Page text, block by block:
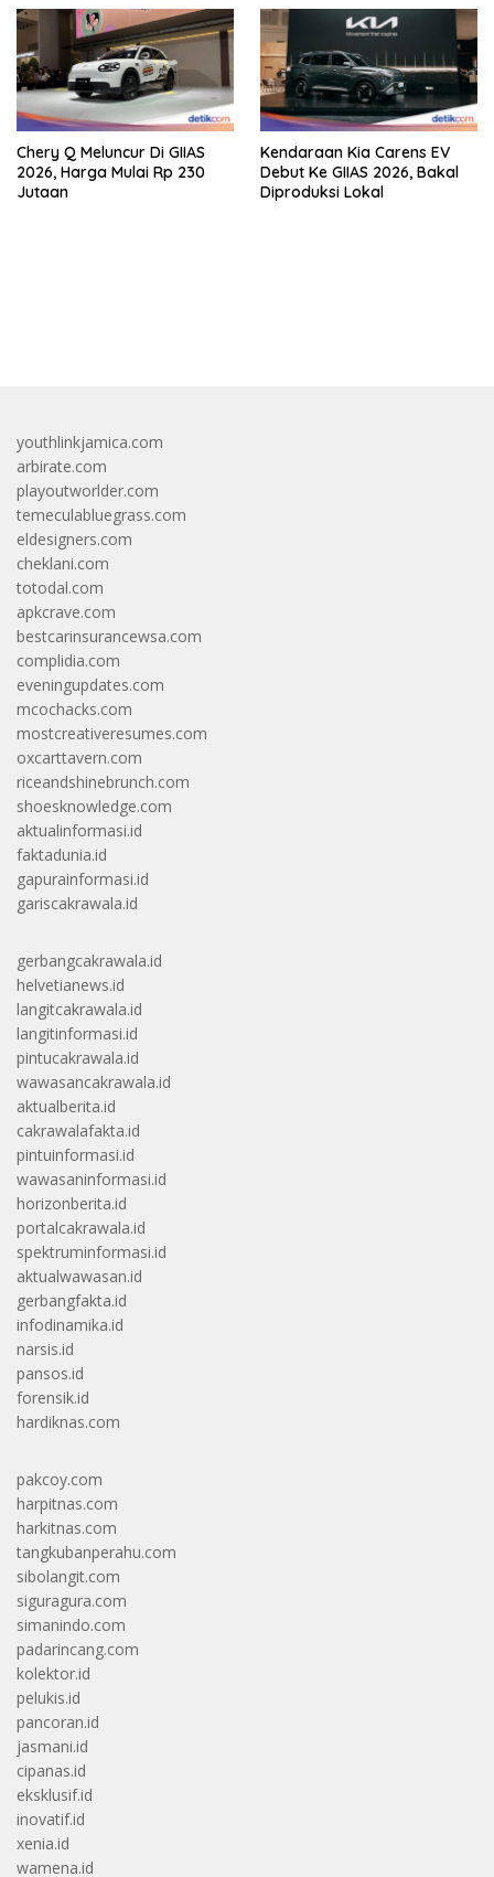
Chery Q Meluncur Di GIIAS
2026, Harga Mulai Rp 230
Jutaan
Kendaraan Kia Carens EV
Debut Ke GIIAS 2026, Bakal
Diproduksi Lokal
youthlinkjamica.com
arbirate.com
playoutworlder.com
temeculabluegrass.com
eldesigners.com
cheklani.com
totodal.com
apkcrave.com
bestcarinsurancewsa.com
complidia.com
eveningupdates.com
mcochacks.com
mostcreativeresumes.com
oxcarttavern.com
riceandshinebrunch.com
shoesknowledge.com
aktualinformasi.id
faktadunia.id
gapurainformasi.id
gariscakrawala.id
gerbangcakrawala.id
helvetianews.id
langitcakrawala.id
langitinformasi.id
pintucakrawala.id
wawasancakrawala.id
aktualberita.id
cakrawalafakta.id
pintuinformasi.id
wawasaninformasi.id
horizonberita.id
portalcakrawala.id
spektruminformasi.id
aktualwawasan.id
gerbangfakta.id
infodinamika.id
narsis.id
pansos.id
forensik.id
hardiknas.com
pakcoy.com
harpitnas.com
harkitnas.com
tangkubanperahu.com
sibolangit.com
siguragura.com
simanindo.com
padarincang.com
kolektor.id
pelukis.id
pancoran.id
jasmani.id
cipanas.id
eksklusif.id
inovatif.id
xenia.id
wamena.id